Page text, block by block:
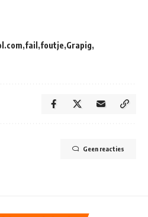
fail foutje Grapig
Geen reacties